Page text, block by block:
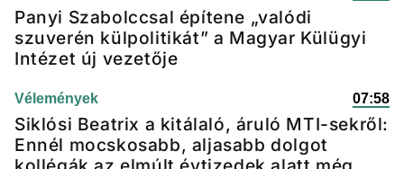
Panyi Szabolccsal építene „valódi
szuverén külpolitikát” a Magyar Külügyi
Intézet új vezetője
Vélemények 07:58
Siklósi Beatrix a kitálaló, áruló MTI-sekről:
Ennél mocskosabb, aljasabb dolgot